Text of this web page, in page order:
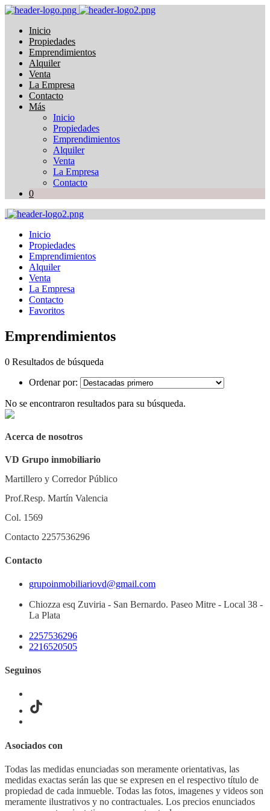
Inicio
Propiedades
Emprendimientos
Alquiler
Venta
La Empresa
Contacto
Más
Inicio
Propiedades
Emprendimientos
Alquiler
Venta
La Empresa
Contacto
0
Inicio
Propiedades
Emprendimientos
Alquiler
Venta
La Empresa
Contacto
Favoritos
Emprendimientos
0 Resultados de búsqueda
Ordenar por:
No se encontraron resultados para su búsqueda.
Acerca de nosotros
VD Grupo inmobiliario
Martillero y Corredor Público
Prof.Resp. Martín Valencia
Col. 1569
Contacto 2257536296
Contacto
grupoinmobiliariovd@gmail.com
Chiozza esq Zuviria - San Bernardo. Paseo Mitre - Local 38 -
La Plata
2257536296
2216520505
Seguinos
Asociados con
Todas las medidas enunciadas son meramente orientativas, las
medidas exactas serán las que se expresen en el respectivo título de
propiedad de cada inmueble. Todas las fotos, imagenes y videos son
meramente ilustrativos y no contractuales. Los precios enunciados